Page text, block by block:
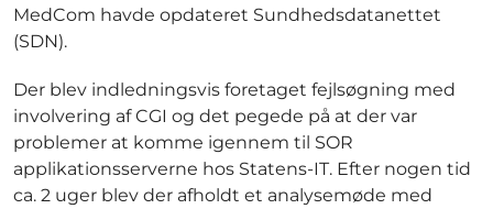
MedCom havde opdateret Sundhedsdatanettet
(SDN).
Der blev indledningsvis foretaget fejlsøgning med
involvering af CGI og det pegede på at der var
problemer at komme igennem til SOR
applikationsserverne hos Statens-IT. Efter nogen tid
ca. 2 uger blev der afholdt et analysemøde med